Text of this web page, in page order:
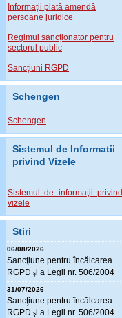
Informații plată amendă
persoane juridice
Regimul sancționator pentru
sectorul public
Sancțiuni RGPD
Schengen
Schengen
Sistemul de Informatii
privind Vizele
Sistemul de informaţii privind
vizele
Stiri
06/08/2026
Sancţiune pentru încălcarea
RGPD şi a Legii nr. 506/2004
31/07/2026
Sancţiune pentru încălcarea
RGPD şi a Legii nr. 506/2004